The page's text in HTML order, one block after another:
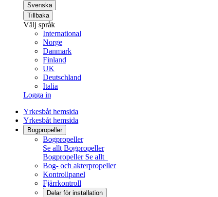
Svenska
Tillbaka
Välj språk
International
Norge
Danmark
Finland
UK
Deutschland
Italia
Logga in
Yrkesbåt hemsida
Yrkesbåt hemsida
Bogpropeller
Bogpropeller
Se allt Bogpropeller
Bogpropeller Se allt
Bog- och akterpropeller
Kontrollpanel
Fjärrkontroll
Delar för installation